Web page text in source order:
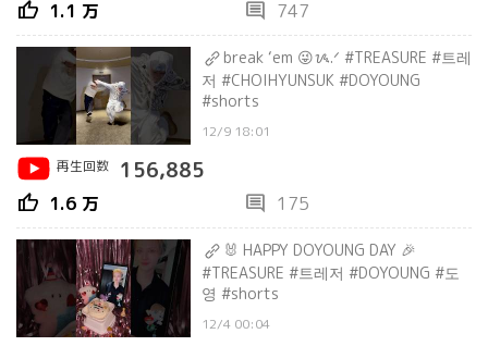
thumb_up 1.1 万 comment 747
break ‘em 😜ᝰ.ᐟ #TREASURE #트레
저 #CHOIHYUNSUK #DOYOUNG
#shorts
12/9 18:01
再生回数
156,885
thumb_up 1.6 万 comment 175
🐰 HAPPY DOYOUNG DAY 🎉
#TREASURE #트레저 #DOYOUNG #도
영 #shorts
12/4 00:04